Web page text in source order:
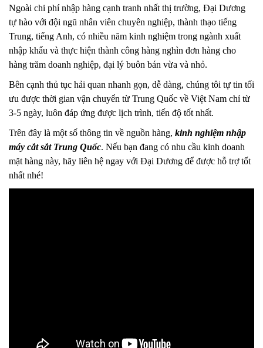
Ngoài chi phí nhập hàng cạnh tranh nhất thị trường, Đại Dương
tự hào với đội ngũ nhân viên chuyên nghiệp, thành thạo tiếng
Trung, tiếng Anh, có nhiều năm kinh nghiệm trong ngành xuất
nhập khẩu và thực hiện thành công hàng nghìn đơn hàng cho
hàng trăm doanh nghiệp, đại lý buôn bán vừa và nhỏ.
Bên cạnh thủ tục hải quan nhanh gọn, dễ dàng, chúng tôi tự tin tối
ưu được thời gian vận chuyển từ Trung Quốc về Việt Nam chỉ từ
3-5 ngày, luôn đáp ứng được lịch trình, tiến độ tốt nhất.
Trên đây là một số thông tin về nguồn hàng, kinh nghiệm nhập
máy cắt sắt Trung Quốc. Nếu bạn đang có nhu cầu kinh doanh
mặt hàng này, hãy liên hệ ngay với Đại Dương để được hỗ trợ tốt
nhất nhé!